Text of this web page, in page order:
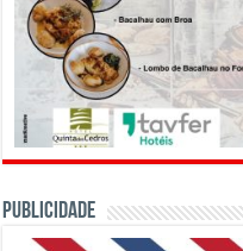
PUBLICIDADE